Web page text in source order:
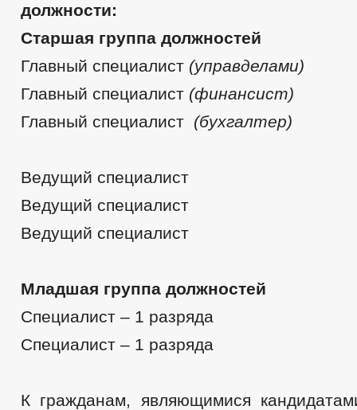
должности:
Старшая группа должностей
Главный специалист (управделами)
Главный специалист (финансист)
Главный специалист (бухгалтер)
Ведущий специалист
Ведущий специалист
Ведущий специалист
Младшая группа должностей
Специалист – 1 разряда
Специалист – 1 разряда
К гражданам, являющимися